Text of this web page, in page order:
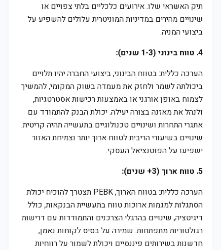
תיק האשראי שלו. אירועים כלכליים בלתי צפויים או
שינויים מהירים במדיניות המוניטרית עלולים להשפיע על
ביצועי המניה.
4. טווח בינוני (1-3 שנים):
הערכה כללית: בטווח הבינוני, ביצועי החברה יהיו תלויים
ביכולתה לשמר ולחזק את מעמדה בשוק המקומי, להמשיך
לצמוח באופן אורגני או באמצעות רכישות אסטרטגיות,
ולנהל את מאזנה בצורה יעילה. יכולת הבנק להתמודד עם
אתגרי התחרות ושינויים טכנולוגיים בתעשייה תהיה קריטית.
שינויים בשיעורי הריבית לטווח ארוך יותר וצמיחת האזור
ישפיעו על הפוטנציאל העסקי.
5. טווח ארוך (3+ שנים):
הערכה כללית: בטווח הארוך, PEBK תצטרך להוכיח יכולת
הסתגלות למגמות ארוכות טווח בתעשיית הבנקאות, כולל
דיגיטציה, שינויים בהרגלי הצרכנים והתמודדות עם דרישות
רגולטוריות מתפתחות. שמירה על בסיס לקוחות נאמן,
חדשנות בשירותים פיננסיים ויכולת לשמור על רווחיות